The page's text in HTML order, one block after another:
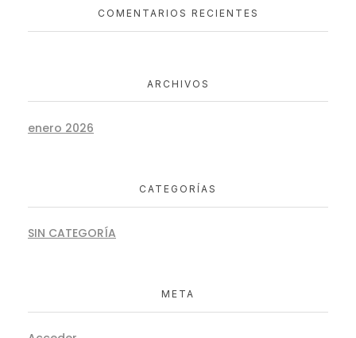
COMENTARIOS RECIENTES
ARCHIVOS
enero 2026
CATEGORÍAS
SIN CATEGORÍA
META